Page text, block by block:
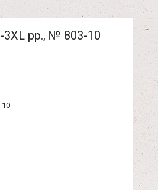
рр., № 803-10
10